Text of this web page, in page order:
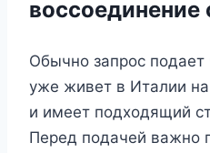
воссоединение
Обычно запрос подает
уже живет в Италии
и имеет подходящий
Перед подачей важно